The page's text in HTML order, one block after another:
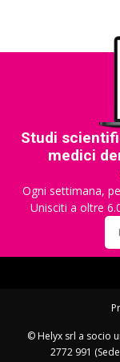
Studi
medici
Ogni settimana,
Unisciti a oltre
© Helyx srl a socio
2772 991